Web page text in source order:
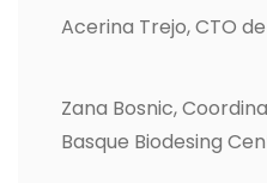
Acerina Trejo, CTO
Zana Bosnic,
Basque Biodesing